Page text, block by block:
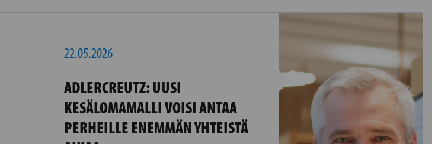
22.05.2026
ADLERCREUTZ: UUSI
KESÄLOMAMALLI VOISI ANTAA
PERHEILLE ENEMMÄN YHTEISTÄ